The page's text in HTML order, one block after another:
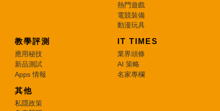
熱門遊戲
電競裝備
動漫玩具
教學評測
應用秘技
新品測試
Apps 情報
IT TIMES
業界頭條
AI 策略
名家專欄
其他
私隱政策